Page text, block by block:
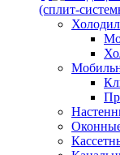
(сплит-